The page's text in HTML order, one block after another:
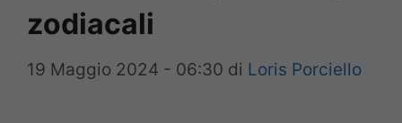
zodiacali
19 Maggio 2024 - 06:30 di Loris Porciello